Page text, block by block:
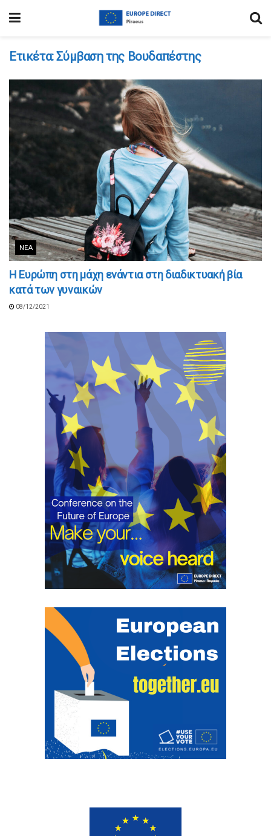
Ετικέτα:Σύμβαση της Βουδαπέστης
ΝΈΑ
Η Ευρώπη στη μάχη ενάντια στη διαδικτυακή βία
κατά των γυναικών
08/12/2021